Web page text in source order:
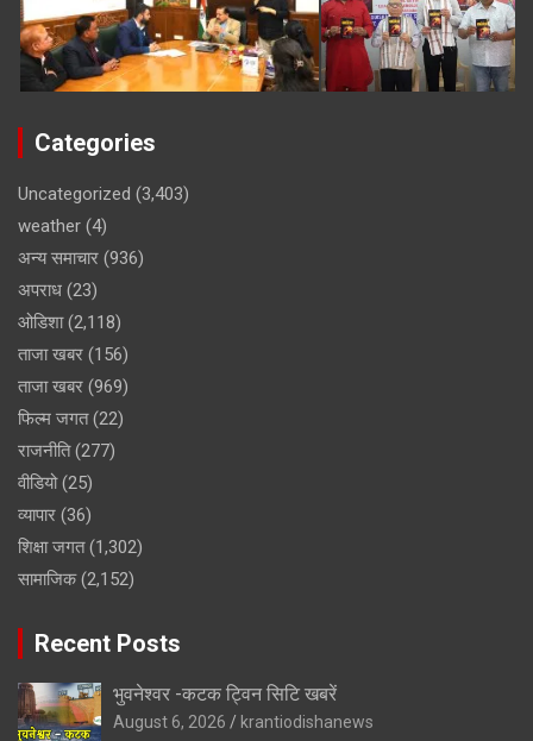
Categories
Uncategorized (3,403)
weather (4)
अन्य समाचार (936)
अपराध (23)
ओडिशा(2,118)
ताजा खबर (156)
ताजा खबर (969)
फिल्म जगत(22)
राजनीति(277)
वीडियो(25)
व्यापार (36)
शिक्षा जगत(1,302)
सामाजिक(2,152)
Recent Posts
भुवनेश्वर -कटक ट्विन सिटि खबरें
August 6, 2026 krantiodishanews